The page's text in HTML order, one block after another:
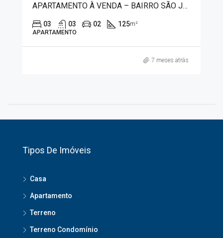
APARTAMENTO À VENDA – BAIRRO SÃO JOSÉ 3942
03 03 02 125m²
APARTAMENTO
7 meses atrás
Tipos De Imóveis
Casa
Apartamento
Terreno
Terreno Condomínio